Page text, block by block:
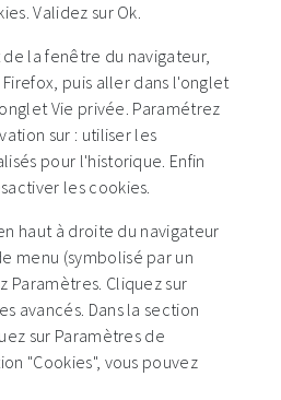
Validez sur Ok.
de la fenêtre du navigateur,
puis aller dans l'onglet
Vie privée. Paramétrez
sur : utiliser les
pour l'historique. Enfin
les cookies.
haut à droite du navigateur
menu (symbolisé par un
Paramètres. Cliquez sur
avancés. Dans la section
sur Paramètres de
"Cookies", vous pouvez